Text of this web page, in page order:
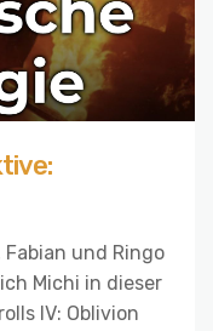
und Ringo
Michi in dieser
IV: Oblivion